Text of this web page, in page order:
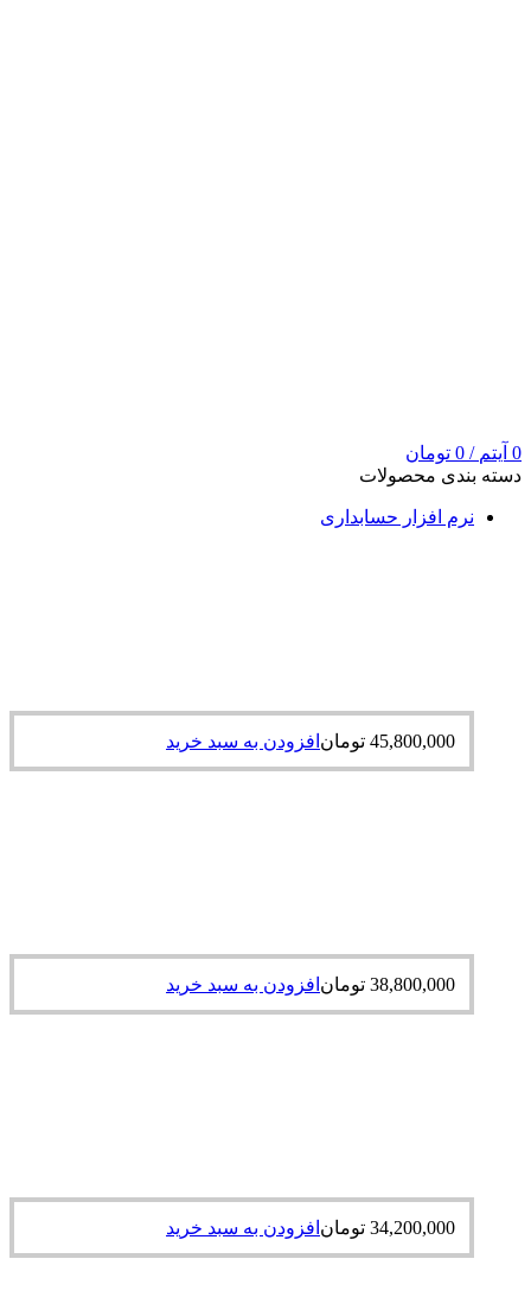
0 آیتم /
0 تومان
دسته بندی محصولات
نرم افزار حسابداری
45,800,000 تومان افزودن به سبد خرید
38,800,000 تومان افزودن به سبد خرید
34,200,000 تومان افزودن به سبد خرید